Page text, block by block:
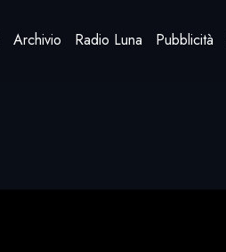
Archivio Radio Luna Pubblicità